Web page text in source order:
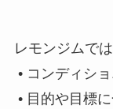
レモンジムで
• コンディシ
• 目的や目標